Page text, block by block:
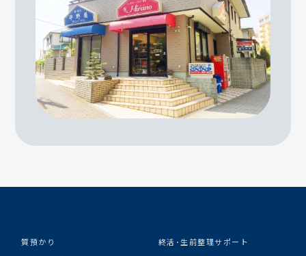
質預かり
終活･生前整理サポート